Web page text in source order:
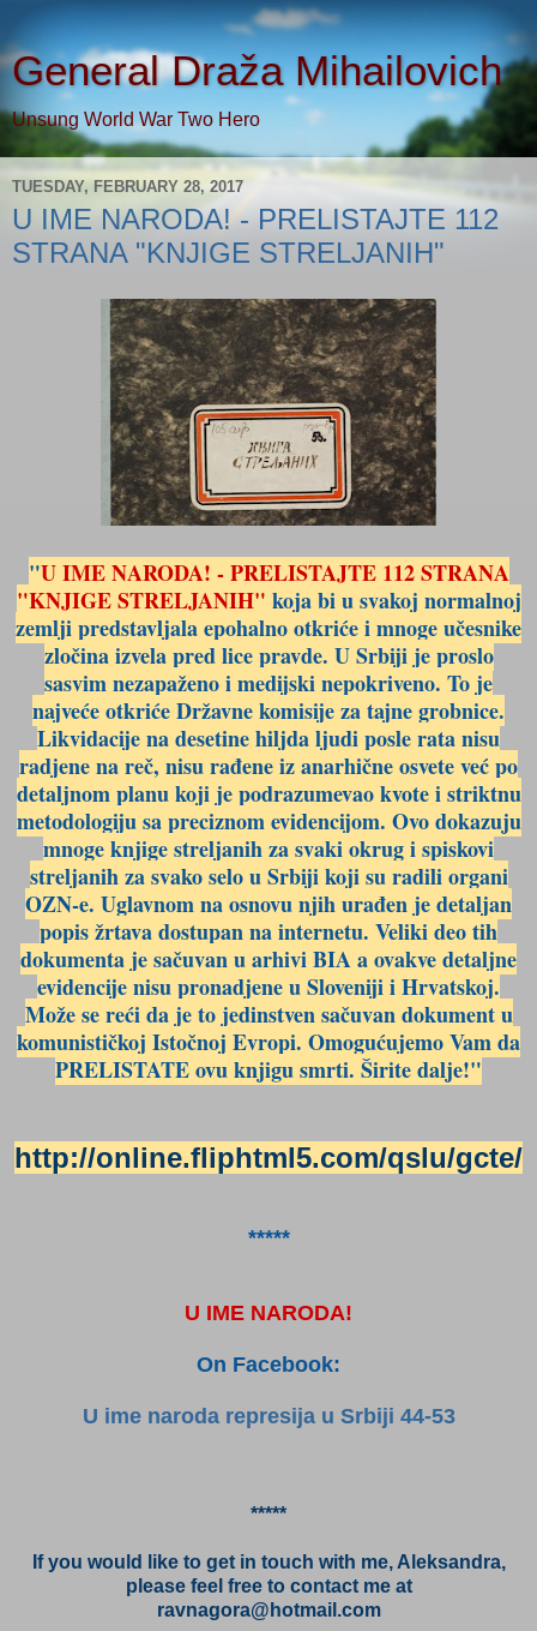
General Draža Mihailovich
Unsung World War Two Hero
TUESDAY, FEBRUARY 28, 2017
U IME NARODA! - PRELISTAJTE 112
STRANA "KNJIGE STRELJANIH"
"U IME NARODA! - PRELISTAJTE 112 STRANA
"KNJIGE STRELJANIH" koja bi u svakoj normalnoj
zemlji predstavljala epohalno otkriće i mnoge učesnike
zločina izvela pred lice pravde. U Srbiji je proslo
sasvim nezapaženo i medijski nepokriveno. To je
najveće otkriće Državne komisije za tajne grobnice.
Likvidacije na desetine hiljda ljudi posle rata nisu
radjene na reč, nisu rađene iz anarhične osvete već po
detaljnom planu koji je podrazumevao kvote i striktnu
metodologiju sa preciznom evidencijom. Ovo dokazuju
mnoge knjige streljanih za svaki okrug i spiskovi
streljanih za svako selo u Srbiji koji su radili organi
OZN-e. Uglavnom na osnovu njih urađen je detaljan
popis žrtava dostupan na internetu. Veliki deo tih
dokumenta je sačuvan u arhivi BIA a ovakve detaljne
evidencije nisu pronadjene u Sloveniji i Hrvatskoj.
Može se reći da je to jedinstven sačuvan dokument u
komunističkoj Istočnoj Evropi. Omogućujemo Vam da
PRELISTATE ovu knjigu smrti. Širite dalje!"
http://online.fliphtml5.com/qslu/gcte/
*****
U IME NARODA!
On Facebook:
U ime naroda represija u Srbiji 44-53
*****
If you would like to get in touch with me, Aleksandra,
please feel free to contact me at
ravnagora@hotmail.com